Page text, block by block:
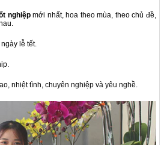
nghiệpmới nhất, hoa theo mùa, theo chủ đề,
lễ tết.
nhiệt tình, chuyên nghiệp và yêu nghề.